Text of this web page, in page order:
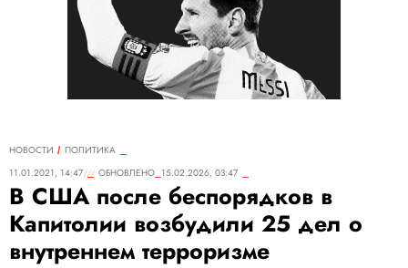
НОВОСТИ
ПОЛИТИКА
11.01.2021, 14:47
ОБНОВЛЕНО 15.02.2026, 03:47
В США после беспорядков в
Капитолии возбудили 25 дел о
внутреннем терроризме